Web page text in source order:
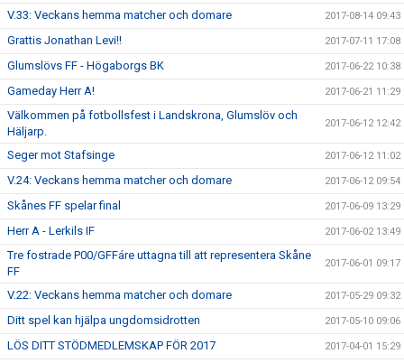
V.33: Veckans hemma matcher och domare 2017-08-14 09:43
Grattis Jonathan Levi!! 2017-07-11 17:08
Glumslövs FF - Högaborgs BK 2017-06-22 10:38
Gameday Herr A! 2017-06-21 11:29
Välkommen på fotbollsfest i Landskrona, Glumslöv och
Häljarp.
2017-06-12 12:42
Seger mot Stafsinge 2017-06-12 11:02
V.24: Veckans hemma matcher och domare 2017-06-12 09:54
Skånes FF spelar final 2017-06-09 13:29
Herr A - Lerkils IF 2017-06-02 13:49
Tre fostrade P00/GFFáre uttagna till att representera Skåne
FF
2017-06-01 09:17
V.22: Veckans hemma matcher och domare 2017-05-29 09:32
Ditt spel kan hjälpa ungdomsidrotten 2017-05-10 09:06
LÖS DITT STÖDMEDLEMSKAP FÖR 2017 2017-04-01 15:29